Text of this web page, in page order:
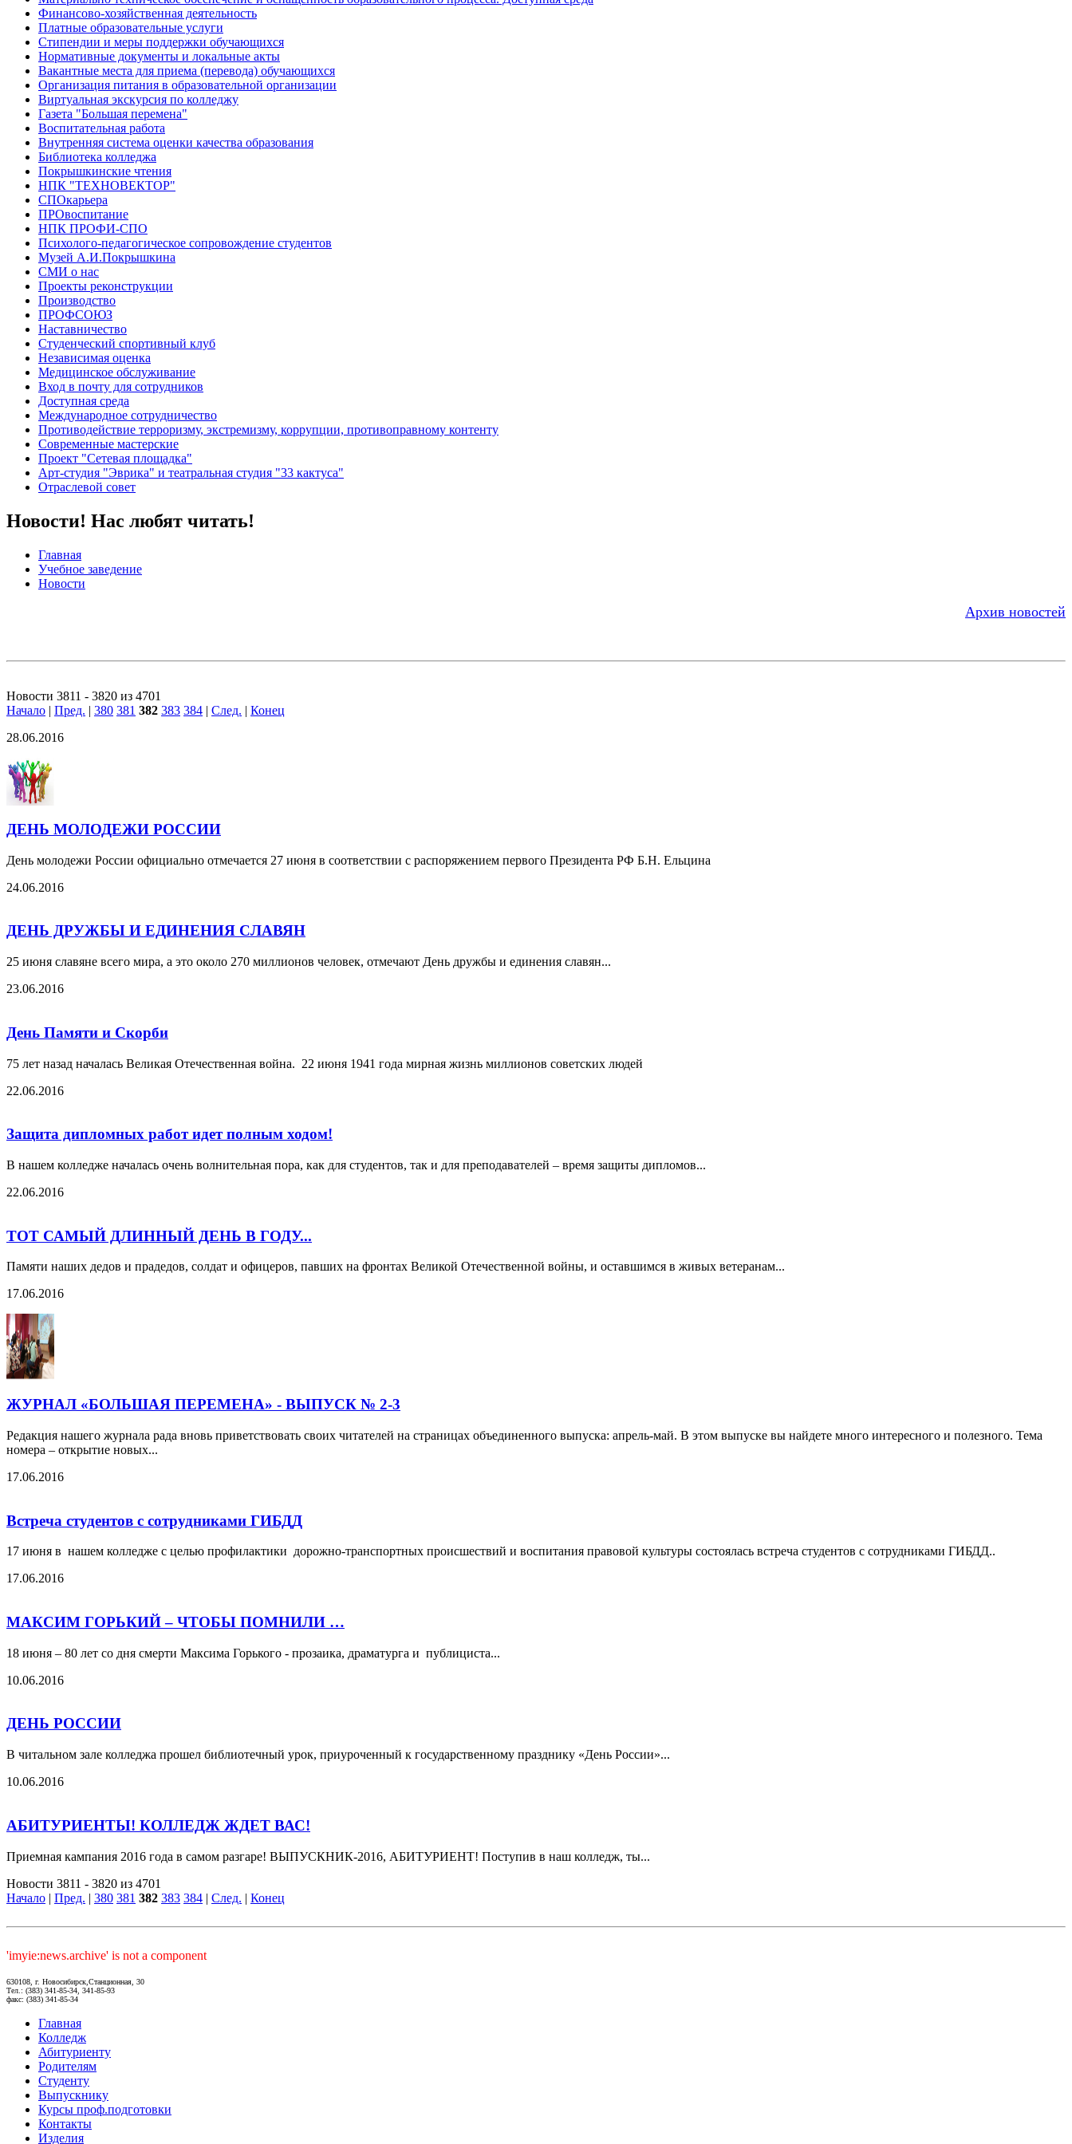
Финансово-хозяйственная деятельность
Платные образовательные услуги
Стипендии и меры поддержки обучающихся
Нормативные документы и локальные акты
Вакантные места для приема (перевода) обучающихся
Организация питания в образовательной организации
Виртуальная экскурсия по колледжу
Газета "Большая перемена"
Воспитательная работа
Внутренняя система оценки качества образования
Библиотека колледжа
Покрышкинские чтения
НПК "ТЕХНОВЕКТОР"
СПОкарьера
ПРОвоспитание
НПК ПРОФИ-СПО
Психолого-педагогическое сопровождение студентов
Музей А.И.Покрышкина
СМИ о нас
Проекты реконструкции
Производство
ПРОФСОЮЗ
Наставничество
Студенческий спортивный клуб
Независимая оценка
Медицинское обслуживание
Вход в почту для сотрудников
Доступная среда
Международное сотрудничество
Противодействие терроризму, экстремизму, коррупции, противоправному контенту
Современные мастерские
Проект "Сетевая площадка"
Арт-студия "Эврика" и театральная студия "33 кактуса"
Отраслевой совет
Новости! Нас любят читать!
Главная
Учебное заведение
Новости
Архив новостей
Новости 3811 - 3820 из 4701
Начало | Пред. | 380 381 382 383 384 | След. | Конец
28.06.2016
ДЕНЬ МОЛОДЕЖИ РОССИИ
День молодежи России официально отмечается 27 июня в соответствии с распоряжением первого Президента РФ Б.Н. Ельцина
24.06.2016
ДЕНЬ ДРУЖБЫ И ЕДИНЕНИЯ СЛАВЯН
25 июня славяне всего мира, а это около 270 миллионов человек, отмечают День дружбы и единения славян...
23.06.2016
День Памяти и Скорби
75 лет назад началась Великая Отечественная война. 22 июня 1941 года мирная жизнь миллионов советских людей
22.06.2016
Защита дипломных работ идет полным ходом!
В нашем колледже началась очень волнительная пора, как для студентов, так и для преподавателей – время защиты дипломов...
22.06.2016
ТОТ САМЫЙ ДЛИННЫЙ ДЕНЬ В ГОДУ...
Памяти наших дедов и прадедов, солдат и офицеров, павших на фронтах Великой Отечественной войны, и оставшимся в живых ветеранам...
17.06.2016
ЖУРНАЛ «БОЛЬШАЯ ПЕРЕМЕНА» - ВЫПУСК № 2-3
Редакция нашего журнала рада вновь приветствовать своих читателей на страницах объединенного выпуска: апрель-май. В этом выпуске вы найдете много интересного и полезного. Тема
номера – открытие новых...
17.06.2016
Встреча студентов с сотрудниками ГИБДД
17 июня в нашем колледже с целью профилактики дорожно-транспортных происшествий и воспитания правовой культуры состоялась встреча студентов с сотрудниками ГИБДД..
17.06.2016
МАКСИМ ГОРЬКИЙ – ЧТОБЫ ПОМНИЛИ …
18 июня – 80 лет со дня смерти Максима Горького - прозаика, драматурга и публициста...
10.06.2016
ДЕНЬ РОССИИ
В читальном зале колледжа прошел библиотечный урок, приуроченный к государственному празднику «День России»...
10.06.2016
АБИТУРИЕНТЫ! КОЛЛЕДЖ ЖДЕТ ВАС!
Приемная кампания 2016 года в самом разгаре! ВЫПУСКНИК-2016, АБИТУРИЕНТ! Поступив в наш колледж, ты...
Новости 3811 - 3820 из 4701
Начало | Пред. | 380 381 382 383 384 | След. | Конец
'imyie:news.archive' is not a component
630108, г. Новосибирск,Станционная, 30
Тел.: (383) 341-85-34, 341-85-93
факс: (383) 341-85-34
Главная
Колледж
Абитуриенту
Родителям
Студенту
Выпускнику
Курсы проф.подготовки
Контакты
Изделия